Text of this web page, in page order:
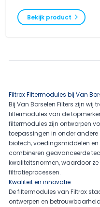
Bekijk product
Filtrox Filtermodules bij Van
Bij Van Borselen Filters zijn
filtermodules van de
filtermodules zijn ontworpen
toepassingen in onder
biotech, voedingsmiddelen en
combineren geavanceerde
kwaliteitsnormen, waardoor
filtratieprocessen.
Kwaliteit en innovatie
De filtermodules van Filtrox
ontwerpen en